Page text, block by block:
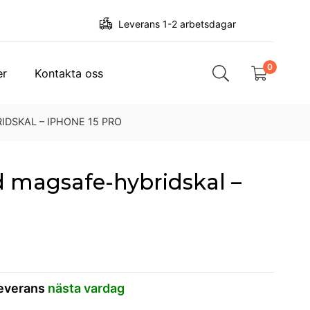
Leverans 1-2 arbetsdagar
Kontakta oss 0
– IPHONE 15 PRO
magsafe-hybridskal –
nästa vardag